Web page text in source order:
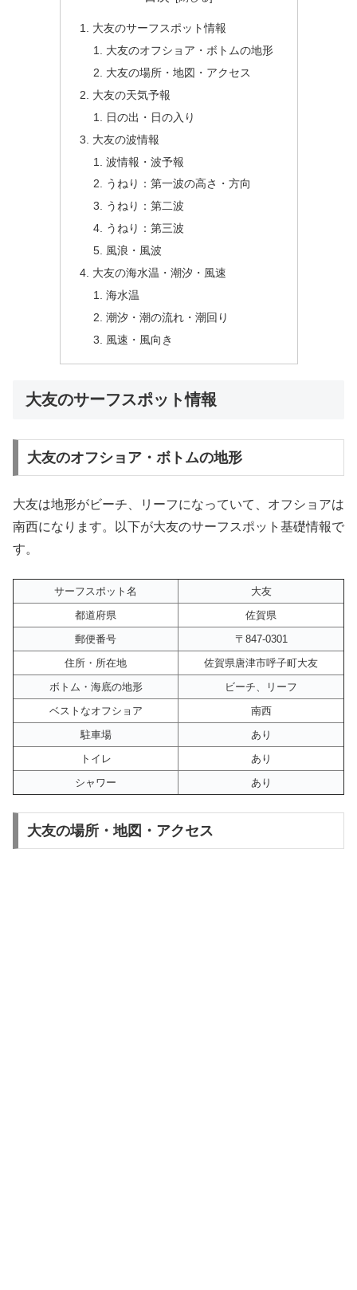
大友のサーフスポット情報
大友のオフショア・ボトムの地形
大友の場所・地図・アクセス
大友の天気予報
日の出・日の入り
大友の波情報
波情報・波予報
うねり：第一波の高さ・方向
うねり：第二波
うねり：第三波
風浪・風波
大友の海水温・潮汐・風速
海水温
潮汐・潮の流れ・潮回り
風速・風向き
大友のサーフスポット情報
大友のオフショア・ボトムの地形
大友は地形がビーチ、リーフになっていて、オフショアは
南西になります。以下が大友のサーフスポット基礎情報で
す。
サーフスポット名
大友
都道府県
佐賀県
郵便番号
〒847-0301
住所・所在地
佐賀県唐津市呼子町大友
ボトム・海底の地形
ビーチ、リーフ
ベストなオフショア
南西
駐車場
あり
トイレ
あり
シャワー
あり
大友の場所・地図・アクセス